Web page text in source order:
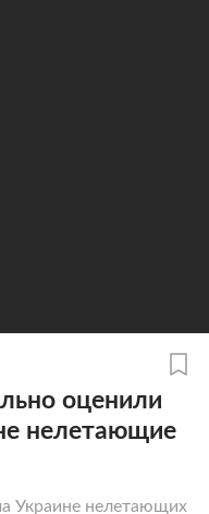
оценили
нелетающие
Украине нелетающих